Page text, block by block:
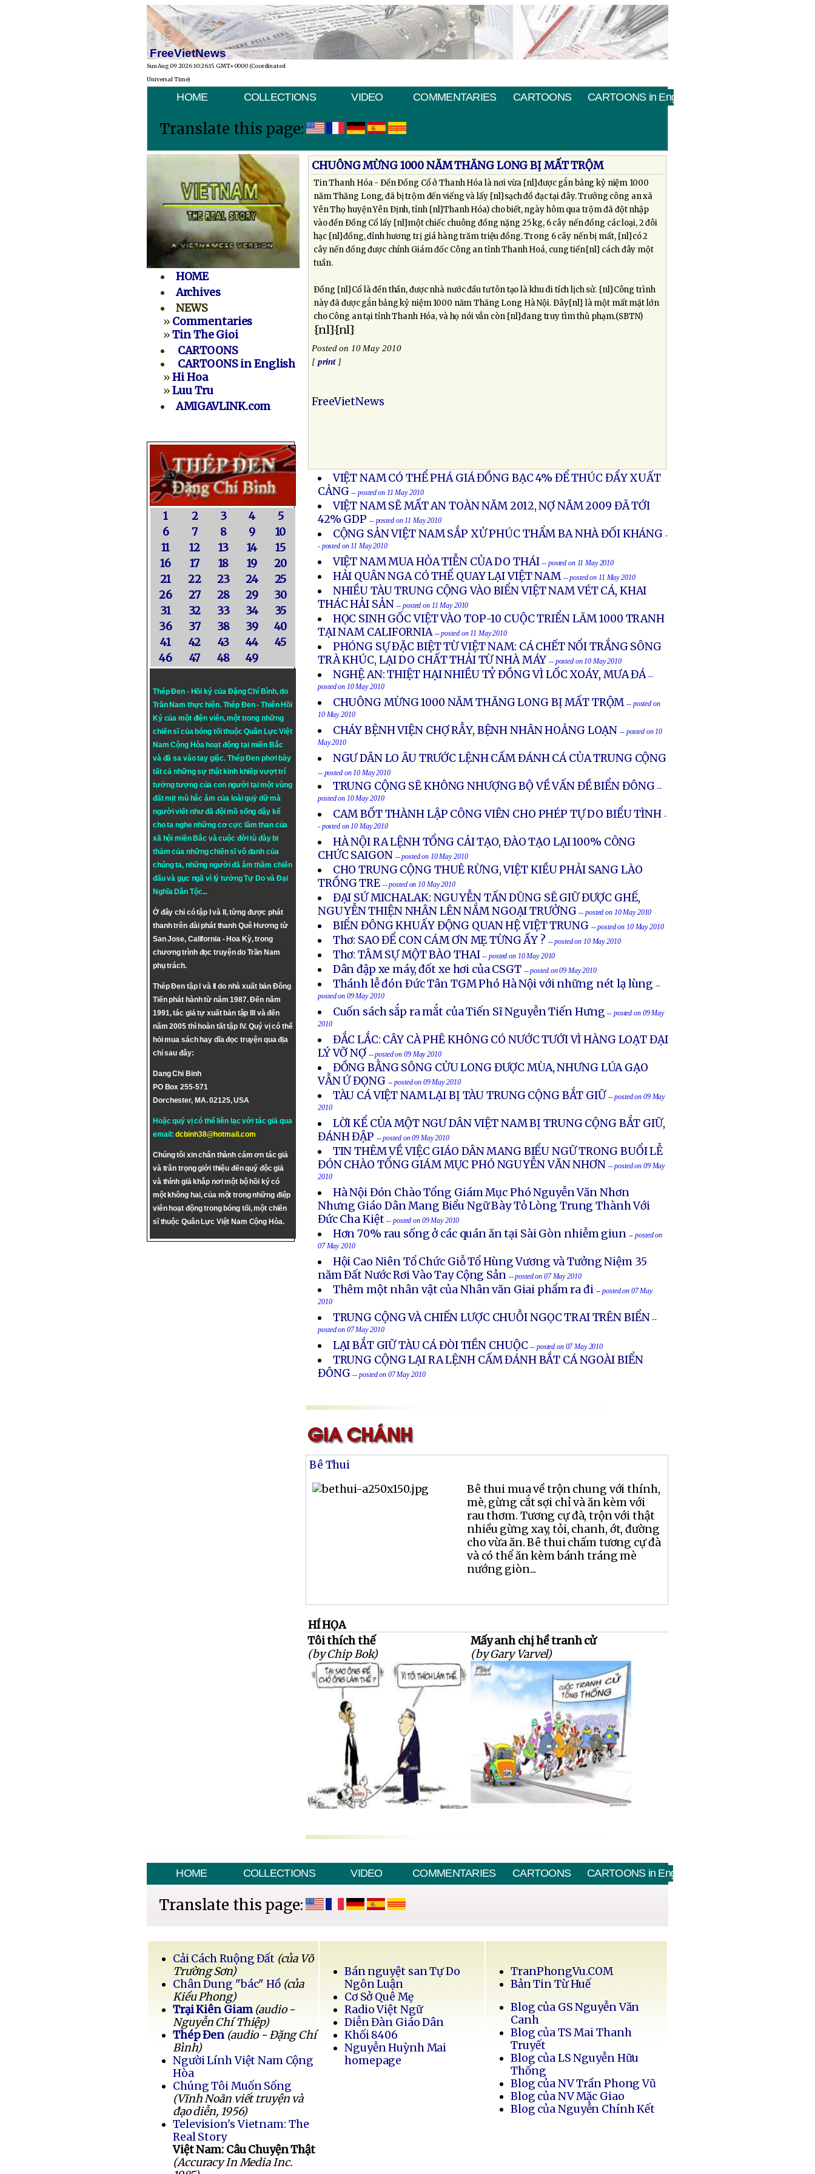
FreeVietNews
Sun Aug 09 2026 10:26:15 GMT+0000 (Coordinated
Universal Time)
HOME COLLECTIONS VIDEO COMMENTARIES CARTOONS CARTOONS in English
Translate this page:
HOME
Archives
NEWS
» Commentaries
»Tin The Gioi
CARTOONS
CARTOONS in English
»Hi Hoa
»Luu Tru
AMIGAVLINK.com
1 2 3 4
5
6
7 8 9
10
11
12 13 14
15
16
17 18 19
20
21
22 23 24
25
26
27 28 29
30
31
32 33 34
35
36
37 38 39
40
41
42 43 44
45
46
47 48 49
Thép Đen - Hồi ký của Đặng Chí Bình, do
Trần Nam thực hiện. Thép Đen- Thiên Hồi
Ký của một điện viên, một trong những
chiến sĩ của bóng tối thuộc Quân Lực Việt
Nam Cộng Hòa hoạt động tại miền Bắc
và đã sa vào tay giặc. Thép Đen phơi bày
tất cả những sự thật kinh khiếp vượt trí
tưởng tượng của con người tại một vùng
đất mịt mù hắc ám của loài quỷ dữ mà
người viết như đã đội mồ sống dậy kể
cho ta nghe những cơ cực lầm than của
xã hội miền Bắc và cuộc đời tù đày bi
thảm của những chiến sĩ vô danh của
chúng ta, những người đã âm thầm chiến
đấu và gục ngã vì lý tưởngTự DovàĐại
Nghĩa Dân Tộc...
Ở đây chỉ có tập I và II, từng được phát
thanh trên đài phát thanh Quê Hương từ
San Jose, California - Hoa Kỳ, trong
chương trình đọc truyện do Trần Nam
phụ trách.
Thép Đen tập I và II do nhà xuất bản Đông
Tiến phát hành từ năm 1987. Đến năm
1991, tác giả tự xuất bản tập III và đến
năm 2005 thì hoàn tất tập IV. Quý vị có thể
hỏi mua sách hay dĩa đọc truyện qua địa
chỉ sau đây:
Dang Chi Binh
PO Box 255-571
Dorchester, MA. 02125, USA
Hoặc quý vị có thể liên lạc với tác giả qua
email:dcbinh38@hotmail.com
Chúng tôi xin chân thành cám ơn tác giả
và trân trọng giới thiệu đến quý độc giả
và thính giả khắp nơi một bộ hồi ký có
một không hai, của một trong những điệp
viên hoạt động trong bóng tối, một chiến
sĩ thuộc Quân Lực Việt Nam Cộng Hòa.
CHUÔNG MỪNG 1000 NĂM THĂNG LONG BỊ MẤT TRỘM
Tin Thanh Hóa - Ðền Ðồng Cổ ở Thanh Hóa là nơi vừa {nl}được gắn bảng kỷ niệm 1000
năm Thăng Long, đã bị trộm đến viếng và lấy {nl}sạch đồ đạc tại đây. Trưởng công an xã
Yên Thọ huyện Yên Ðịnh, tỉnh {nl}Thanh Hóa) cho biết, ngày hôm qua trộm đã đột nhập
vào đền Ðồng Cổ lấy {nl}một chiếc chuông đồng nặng 25 kg, 6 cây nến đồng các loại, 2 đôi
hạc {nl}đồng, đỉnh hương trị giá hàng trăm triệu đồng. Trong 6 cây nến bị mất, {nl}có 2
cây nến đồng được chính Giám đốc Công an tỉnh Thanh Hoá, cung tiến{nl} cách đây một
tuần.
Ðồng {nl}Cổ là đền thần, được nhà nước đầu tư tôn tạo là khu di tích lịch sử. {nl}Công trình
này đã được gắn bảng kỷ niệm 1000 năm Thăng Long Hà Nội. Ðây{nl} là một mất mặt lớn
cho Công an tại tỉnh Thanh Hóa, và họ nói vẫn còn {nl}đang truy tìm thủ phạm.(SBTN)
{nl}{nl}
Posted on 10 May 2010
[print]
FreeVietNews
VIỆT NAM CÓ THỂ PHÁ GIÁ ĐỒNG BẠC 4% ĐỂ THÚC ĐẨY XUẤT
CẢNG -- posted on 11 May 2010
VIỆT NAM SẼ MẤT AN TOÀN NĂM 2012, NỢ NĂM 2009 ĐÃ TỚI
42% GDP -- posted on 11 May 2010
CỘNG SẢN VIỆT NAM SẮP XỬ PHÚC THẨM BA NHÀ ĐỐI KHÁNG -
- posted on 11 May 2010
VIỆT NAM MUA HỎA TIỄN CỦA DO THÁI -- posted on 11 May 2010
HẢI QUÂN NGA CÓ THỂ QUAY LẠI VIỆT NAM -- posted on 11 May 2010
NHIỀU TÀU TRUNG CỘNG VÀO BIỂN VIỆT NAM VÉT CÁ, KHAI
THÁC HẢI SẢN -- posted on 11 May 2010
HỌC SINH GỐC VIỆT VÀO TOP-10 CUỘC TRIỂN LÃM 1000 TRANH
TẠI NAM CALIFORNIA -- posted on 11 May 2010
PHÓNG SỰ ÐẶC BIỆT TỪ VIỆT NAM: CÁ CHẾT NỔI TRẮNG SÔNG
TRÀ KHÚC, LẠI DO CHẤT THẢI TỪ NHÀ MÁY -- posted on 10 May 2010
NGHỆ AN: THIỆT HẠI NHIỀU TỶ ĐỒNG VÌ LỐC XOÁY, MƯA ĐÁ --
posted on 10 May 2010
CHUÔNG MỪNG 1000 NĂM THĂNG LONG BỊ MẤT TRỘM -- posted on
10 May 2010
CHÁY BỆNH VIỆN CHỢ RẪY, BỆNH NHÂN HOẢNG LOẠN -- posted on 10
May 2010
NGƯ DÂN LO ÂU TRƯỚC LỆNH CẤM ĐÁNH CÁ CỦA TRUNG CỘNG
-- posted on 10 May 2010
TRUNG CỘNG SẼ KHÔNG NHƯỢNG BỘ VỀ VẤN ĐỀ BIỂN ĐÔNG --
posted on 10 May 2010
CAM BỐT THÀNH LẬP CÔNG VIÊN CHO PHÉP TỰ DO BIỂU TÌNH -
- posted on 10 May 2010
HÀ NỘI RA LỆNH TỔNG CẢI TẠO, ĐÀO TẠO LẠI 100% CÔNG
CHỨC SAIGON -- posted on 10 May 2010
CHO TRUNG CỘNG THUÊ RỪNG, VIỆT KIỀU PHẢI SANG LÀO
TRỒNG TRE -- posted on 10 May 2010
ĐẠI SỨ MICHALAK: NGUYỄN TẤN DŨNG SẼ GIỮ ĐƯỢC GHẾ,
NGUYỄN THIỆN NHÂN LÊN NẮM NGOẠI TRƯỞNG -- posted on 10 May 2010
BIỂN ĐÔNG KHUẤY ĐỘNG QUAN HỆ VIỆT TRUNG -- posted on 10 May 2010
Thơ: SAO ĐỂ CON CÁM ƠN MẸ TỪNG ẤY ? -- posted on 10 May 2010
Thơ: TÂM SỰ MỘT BÀO THAI -- posted on 10 May 2010
Dân đập xe máy, đốt xe hơi của CSGT -- posted on 09 May 2010
Thánh lễ đón Ðức Tân TGM Phó Hà Nội với những nét lạ lùng --
posted on 09 May 2010
Cuốn sách sắp ra mắt của Tiến Sĩ Nguyễn Tiến Hưng-- posted on 09 May
2010
ĐẮC LẮC: CÂY CÀ PHÊ KHÔNG CÓ NƯỚC TƯỚI VÌ HÀNG LOẠT ĐẠI
LÝ VỠ NỢ -- posted on 09 May 2010
ĐỒNG BẰNG SÔNG CỬU LONG ĐƯỢC MÙA, NHƯNG LÚA GẠO
VẪN Ứ ĐỌNG -- posted on 09 May 2010
TÀU CÁ VIỆT NAM LẠI BỊ TÀU TRUNG CỘNG BẮT GIỮ -- posted on 09 May
2010
LỜI KỂ CỦA MỘT NGƯ DÂN VIỆT NAM BỊ TRUNG CỘNG BẮT GIỮ,
ĐÁNH ĐẬP -- posted on 09 May 2010
TIN THÊM VỀ VIỆC GIÁO DÂN MANG BIỂU NGỮ TRONG BUỔI LỄ
ĐÓN CHÀO TỔNG GIÁM MỤC PHÓ NGUYỄN VĂN NHƠN -- posted on 09 May
2010
Hà Nội Đón Chào Tổng Giám Mục Phó Nguyễn Văn Nhơn
Nhưng Giáo Dân Mang Biểu Ngữ Bày Tỏ Lòng Trung Thành Với
Đức Cha Kiệt-- posted on 09 May 2010
Hơn 70% rau sống ở các quán ăn tại Sài Gòn nhiễm giun -- posted on
07 May 2010
Hội Cao Niên Tổ Chức Giỗ Tổ Hùng Vương và Tưởng Niệm 35
năm Ðất Nước Rơi Vào Tay Cộng Sản -- posted on 07 May 2010
Thêm một nhân vật của Nhân văn Giai phẩm ra đi -- posted on 07 May
2010
TRUNG CỘNG VÀ CHIẾN LƯỢC CHUỖI NGỌC TRAI TRÊN BIỂN --
posted on 07 May 2010
LẠI BẮT GIỮ TÀU CÁ ĐÒI TIỀN CHUỘC -- posted on 07 May 2010
TRUNG CỘNG LẠI RA LỆNH CẤM ĐÁNH BẮT CÁ NGOÀI BIỂN
ĐÔNG -- posted on 07 May 2010
Bê Thui
Bê thui mua về trộn chung với thính,
mè, gừng cắt sợi chỉ và ăn kèm với
rau thơm. Tương cự đà, trộn với thật
nhiều gừng xay, tỏi, chanh, ớt, đường
cho vừa ăn. Bê thui chấm tương cự đà
và có thể ăn kèm bánh tráng mè
nướng giòn...
HÍ HỌA
Tôi thích thế
(by Chip Bok)
Mấy anh chị hề tranh cử
(by Gary Varvel)
HOME COLLECTIONS VIDEO COMMENTARIES CARTOONS CARTOONS in English
Translate this page:
Cải Cách Ruộng Đất (của Võ
Trường Sơn)
Chân Dung "bác" Hồ (của
Kiều Phong)
Trại Kiên Giam (audio -
Nguyễn Chí Thiệp)
Thép Đen (audio - Đặng Chí
Bình)
Người Lính Việt Nam Cộng
Hòa
Chúng Tôi Muốn Sống
(Vĩnh Noãn viết truyện và
đạo diễn, 1956)
Television's Vietnam: The
Real Story
Việt Nam: Câu Chuyện Thật
(Accuracy In Media Inc.
Bán nguyệt san Tự Do
Ngôn Luận
Cơ Sở Quê Mẹ
Radio Việt Ngữ
Diễn Đàn Giáo Dân
Khối 8406
Nguyễn Huỳnh Mai
homepage
TranPhongVu.COM
Bản Tin Từ Huế
Blog của GS Nguyễn Văn
Canh
Blog của TS Mai Thanh
Truyết
Blog của LS Nguyễn Hữu
Thống
Blog của NV Trần Phong Vũ
Blog của NV Mặc Giao
Blog của Nguyễn Chính Kết